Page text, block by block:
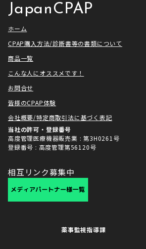
JapanCPAP
ホーム
CPAP購入方法/診断書等の書類について
商品一覧
こんな人にオススメです！
お問合せ
皆様のCPAP体験
会社概要/特定商取引法に基づく表記
当社の許可・登録番号
高度管理医療機器販売業 : 第3H0261号
登録番号 : 高度管理第56120号
相互リンク募集中
薬事監視指導課